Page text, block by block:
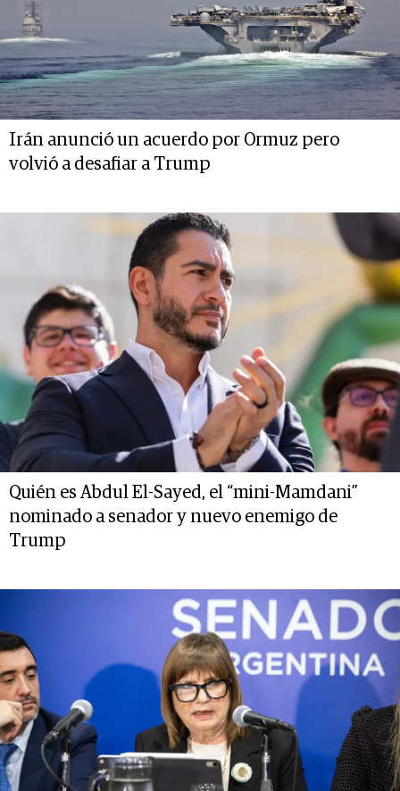
Irán anunció un acuerdo por Ormuz pero
volvió a desafiar a Trump
Quién es Abdul El-Sayed, el “mini-Mamdani”
nominado a senador y nuevo enemigo de
Trump